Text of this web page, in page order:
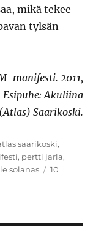
mikä tekee
tylsän
manifesti. 2011,
Esipuhe: Akuliina
(Atlas) Saarikoski.
saarikoski,
, pertti jarla,
solanas
10